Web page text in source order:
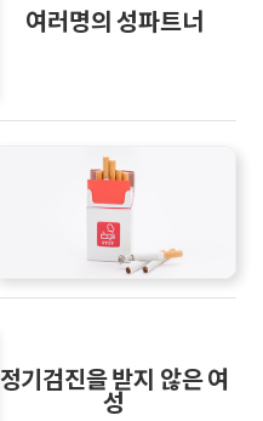
여러명의 성파트너
정기검진을 받지 않은 여
성